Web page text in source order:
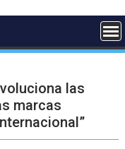
las
marcas